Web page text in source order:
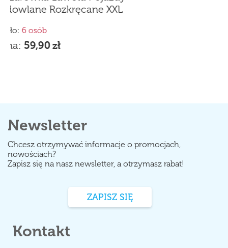
Newsletter
Chcesz otrzymywać informacje o promocjach,
nowościach?
Zapisz się na nasz newsletter, a otrzymasz rabat!
ZAPISZ SIĘ
Kontakt